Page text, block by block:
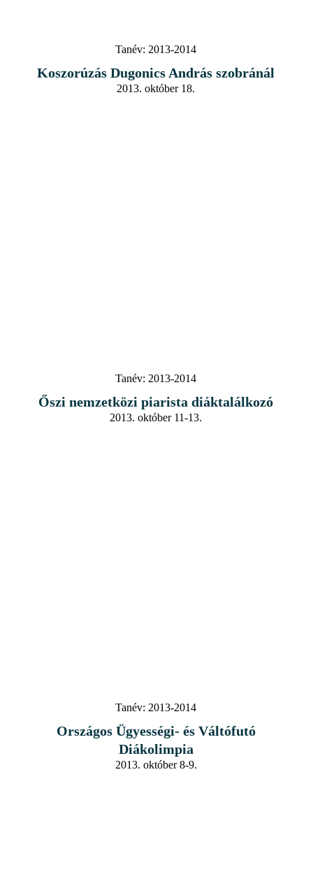
Tanév: 2013-2014
Koszorúzás Dugonics András szobránál
2013. október 18.
Tanév: 2013-2014
Őszi nemzetközi piarista diáktalálkozó
2013. október 11-13.
Tanév: 2013-2014
Országos Ügyességi- és Váltófutó
Diákolimpia
2013. október 8-9.